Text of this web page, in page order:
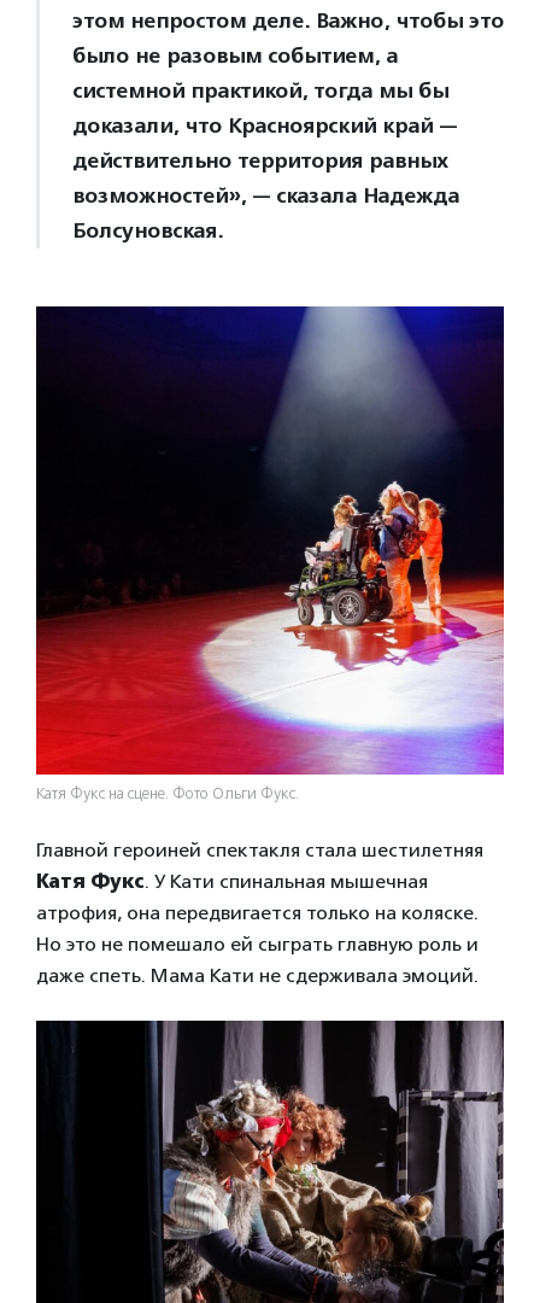
этом непростом деле. Важно, чтобы это
было не разовым событием, а
системной практикой, тогда мы бы
доказали, что Красноярский край —
действительно территория равных
возможностей», — сказала Надежда
Болсуновская.
Катя Фукс на сцене. Фото Ольги Фукс.
Главной героиней спектакля стала шестилетняя
Катя Фукс. У Кати спинальная мышечная
атрофия, она передвигается только на коляске.
Но это не помешало ей сыграть главную роль и
даже спеть. Мама Кати не сдерживала эмоций.